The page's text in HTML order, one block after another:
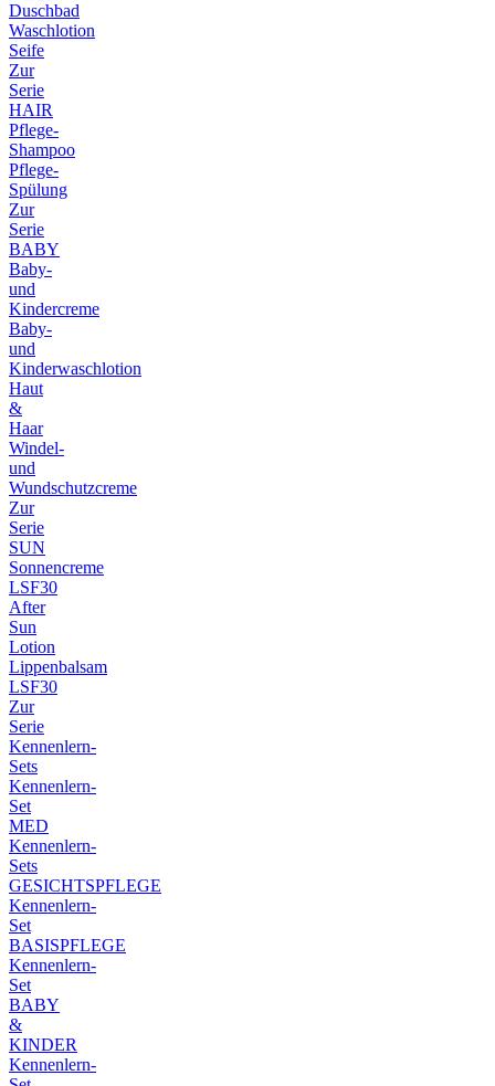
Duschbad
Waschlotion
Seife
Zur
Serie
HAIR
Pflege-
Shampoo
Pflege-
Spülung
Zur
Serie
BABY
Baby-
und
Kindercreme
Baby-
und
Kinderwaschlotion
Haut
&
Haar
Windel-
und
Wundschutzcreme
Zur
Serie
SUN
Sonnencreme
LSF30
After
Sun
Lotion
Lippenbalsam
LSF30
Zur
Serie
Kennenlern-
Sets
Kennenlern-
Set
MED
Kennenlern-
Sets
GESICHTSPFLEGE
Kennenlern-
Set
BASISPFLEGE
Kennenlern-
Set
BABY
&
KINDER
Kennenlern-